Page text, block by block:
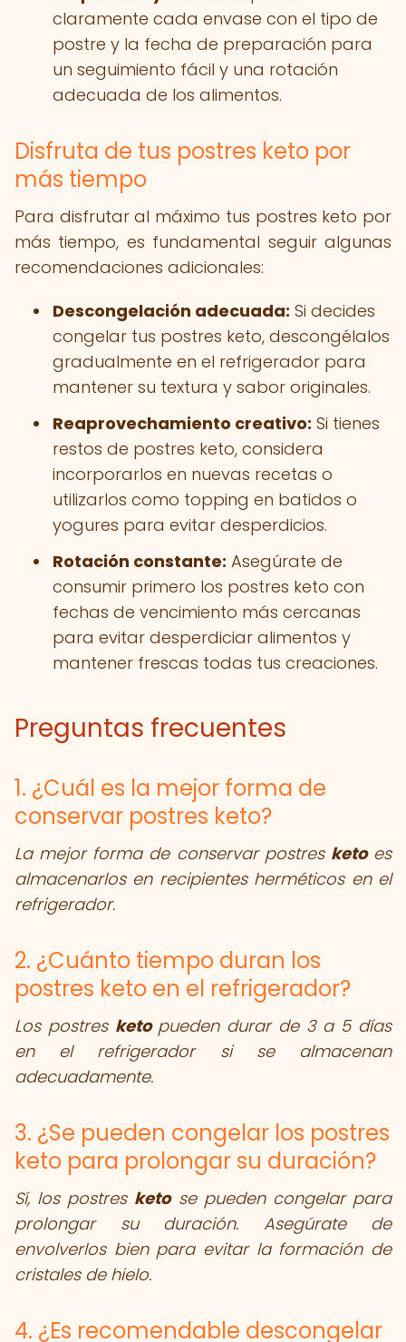
claramente cada envase con el tipo de
postre y la fecha de preparación para
un seguimiento fácil y una rotación
adecuada de los alimentos.
Disfruta de tus postres keto por
más tiempo
Para disfrutar al máximo tus postres keto por
más tiempo, es fundamental seguir algunas
recomendaciones adicionales:
Descongelación adecuada: Si decides
congelar tus postres keto, descongélalos
gradualmente en el refrigerador para
mantener su textura y sabor originales.
Reaprovechamiento creativo: Si tienes
restos de postres keto, considera
incorporarlos en nuevas recetas o
utilizarlos como topping en batidos o
yogures para evitar desperdicios.
Rotación constante: Asegúrate de
consumir primero los postres keto con
fechas de vencimiento más cercanas
para evitar desperdiciar alimentos y
mantener frescas todas tus creaciones.
Preguntas frecuentes
1. ¿Cuál es la mejor forma de
conservar postres keto?
La mejor forma de conservar postres ketoes
almacenarlos en recipientes herméticos en el
refrigerador.
2. ¿Cuánto tiempo duran los
postres keto en el refrigerador?
Los postres ketopueden durar de 3 a 5 días
en el refrigerador si se almacenan
adecuadamente.
3. ¿Se pueden congelar los postres
keto para prolongar su duración?
Sí, los postres ketose pueden congelar para
prolongar su duración. Asegúrate de
envolverlos bien para evitar la formación de
cristales de hielo.
4. ¿Es recomendable descongelar